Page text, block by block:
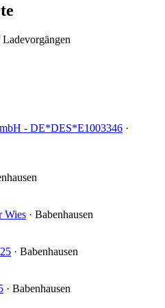
Ladevorgängen
- DE*DES*E1003346 ·
Wies · Babenhausen
· Babenhausen
· Babenhausen